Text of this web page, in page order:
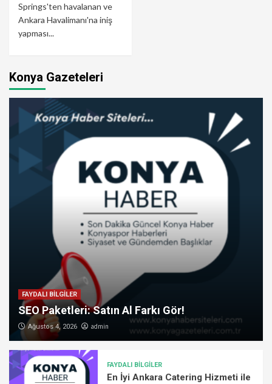
Springs'ten havalanan ve
Ankara Havalimanı'na iniş
yapması...
Konya Gazeteleri
FAYDALI BİLGİLER
SEO Paketleri: Satın Al Farkı Gör!
Ağustos 4, 2026 admin
FAYDALI BİLGİLER
En İyi Ankara Catering Hizmeti ile